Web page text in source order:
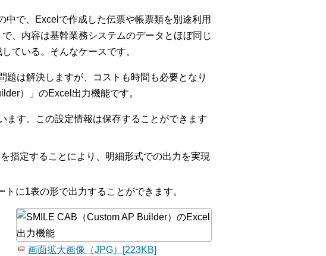
中で、Excelで作成した伝票や帳票類を別途利用
、内容は基幹業務システムのデータとほぼ同じ
ている。そんなケースです。
は解決しますが、コストも時間も必要となり
）」のExcel出力機能です。
ます。この設定情報は保存することができます
指定することにより、明細形式での出力を実現
に1表の形で出力することができます。
画面拡大画像（JPG）[223KB]